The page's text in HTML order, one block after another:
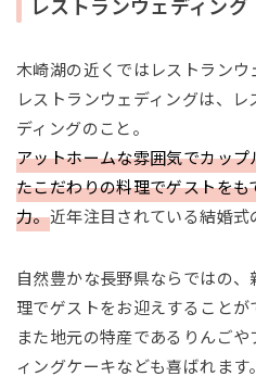
レストランウェディング
木崎湖の近くではレストランウ
レストランウェディングは、
ディングのこと。
アットホームな雰囲気でカッ
たこだわりの料理でゲストを
力。近年注目されている結婚式
自然豊かな長野県ならではの
理でゲストをお迎えすることが
また地元の特産であるりんご
ィングケーキなども喜ばれます。